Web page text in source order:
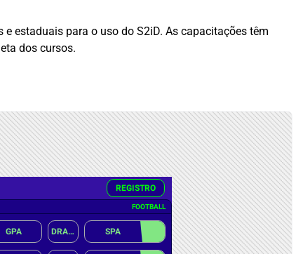
estaduais para o uso do S2iD. As capacitações têm
dos cursos.